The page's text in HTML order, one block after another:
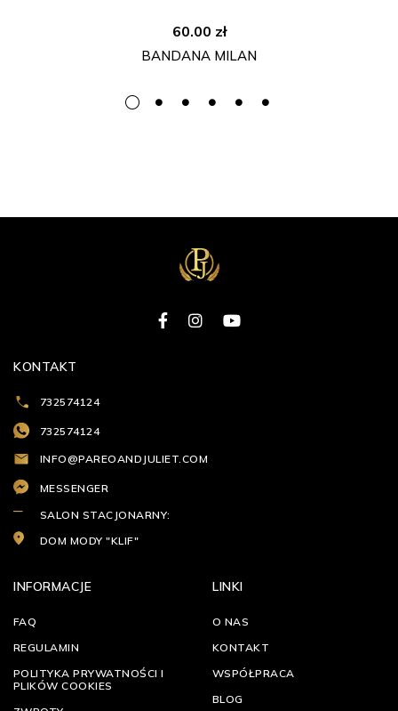
60.00 zł
BANDANA MILAN
KONTAKT
732574124
732574124
INFO@PAREOANDJULIET.COM
MESSENGER
SALON STACJONARNY:
DOM MODY "KLIF"
INFORMACJE
FAQ
REGULAMIN
POLITYKA PRYWATNOŚCI I
PLIKÓW COOKIES
LINKI
O NAS
KONTAKT
WSPÓŁPRACA
BLOG